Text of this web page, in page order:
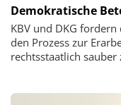
Demokratische
KBV und DKG
den Prozess zur
rechtsstaatlich sauber